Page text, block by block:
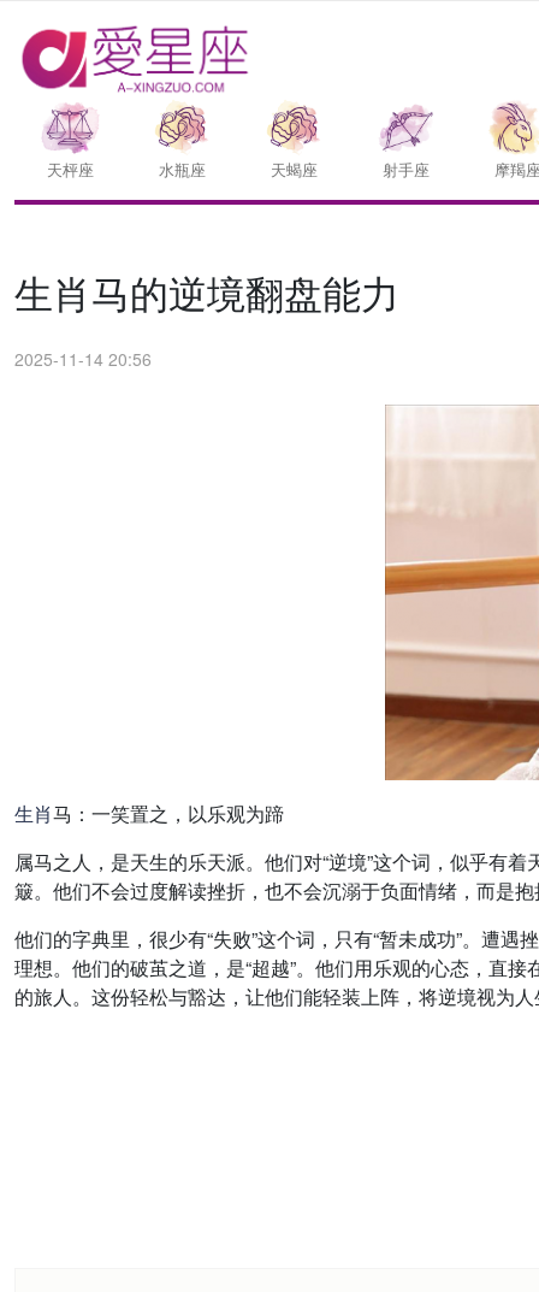
天枰座 水瓶座 天蝎座 射手座 摩羯
生肖马的逆境翻盘能力
2025-11-14 20:56
生肖马：一笑置之，以乐观为蹄
属马之人，是天生的乐天派。他们对“逆境”这个词，似乎有
簸。他们不会过度解读挫折，也不会沉溺于负面情绪，而是
他们的字典里，很少有“失败”这个词，只有“暂未成功”。遭
理想。他们的破茧之道，是“超越”。他们用乐观的心态，直
的旅人。这份轻松与豁达，让他们能轻装上阵，将逆境视为